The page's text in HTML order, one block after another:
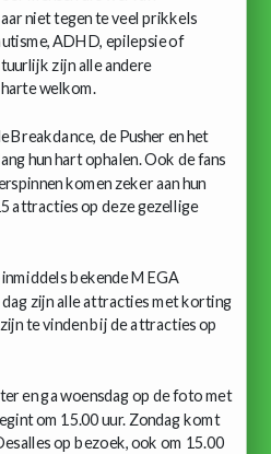
niet tegen te veel prikkels
ADHD, epilepsie of
zijn alle andere
welkom.
Breakdance, de Pusher en het
hun hart ophalen. Ook de fans
komen zeker aan hun
attracties op deze gezellige
bekende MEGA
zijn alle attracties met korting
te vinden bij de attracties op
en ga woensdag op de foto met
om 15.00 uur. Zondag komt
op bezoek, ook om 15.00